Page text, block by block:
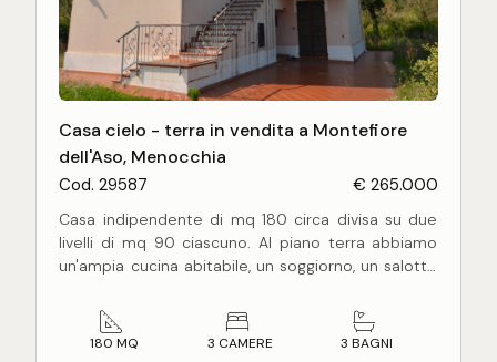
Casa cielo - terra in vendita a Montefiore
dell'Aso, Menocchia
Cod. 29587 € 265.000
Casa indipendente di mq 180 circa divisa su due
livelli di mq 90 ciascuno. Al piano terra abbiamo
un'ampia cucina abitabile, un soggiorno, un salotto
accede al piano primo dove si trovano tre camere
da letto e due bagni di cui uno molto ampio con
180 MQ 3 CAMERE 3 BAGNI